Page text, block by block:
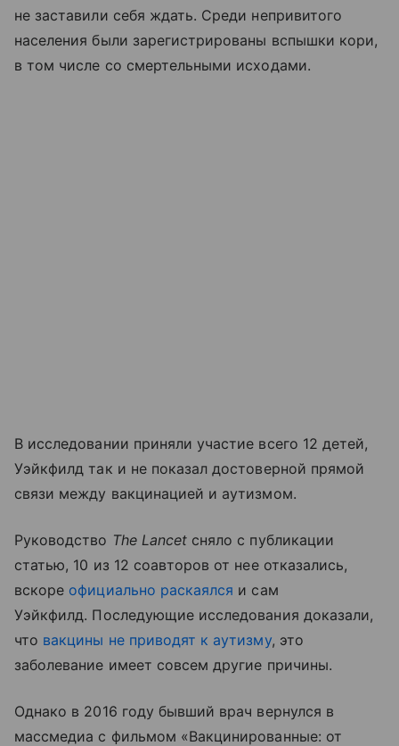
не заставили себя ждать. Среди непривитого
населения были зарегистрированы вспышки кори,
в том числе со смертельными исходами.
В исследовании приняли участие всего 12 детей,
Уэйкфилд так и не показал достоверной прямой
связи между вакцинацией и аутизмом.
Руководство The Lancet сняло с публикации
статью, 10 из 12 соавторов от нее отказались,
вскоре официально раскаялся и сам
Уэйкфилд. Последующие исследования доказали,
что вакцины не приводят к аутизму, это
заболевание имеет совсем другие причины.
Однако в 2016 году бывший врач вернулся в
массмедиа с фильмом «Вакцинированные: от